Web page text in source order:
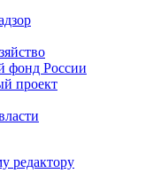
фонд России
проект
редактору